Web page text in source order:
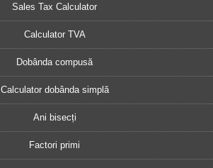
Sales Tax Calculator
Calculator TVA
Dobânda compusă
Calculator dobânda simplă
Ani bisecți
Factori primi